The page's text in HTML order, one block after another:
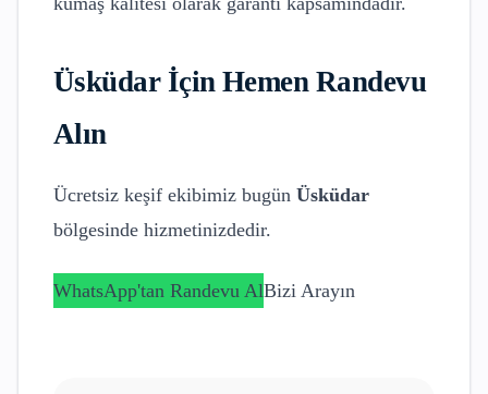
Üsküdarİçin Hemen Randevu
Alın
Ücretsiz keşif ekibimiz bugün Üsküdar
bölgesinde hizmetinizdedir.
WhatsApp'tan Randevu AlBizi Arayın